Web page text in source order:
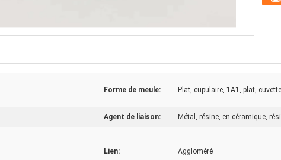
Forme de meule: Plat, cupulaire, 1A1, plat,
Agent de liaison: Métal, résine, en céramique,
Lien: Aggloméré